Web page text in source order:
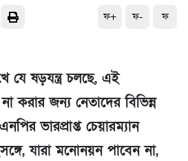
ফ+ ফ- ফ
যে ষড়যন্ত্র চলছে, এই
করার জন্য নেতাদের বিভিন্ন
ভারপ্রাপ্ত চেয়ারম্যান
যারা মনোনয়ন পাবেন না,